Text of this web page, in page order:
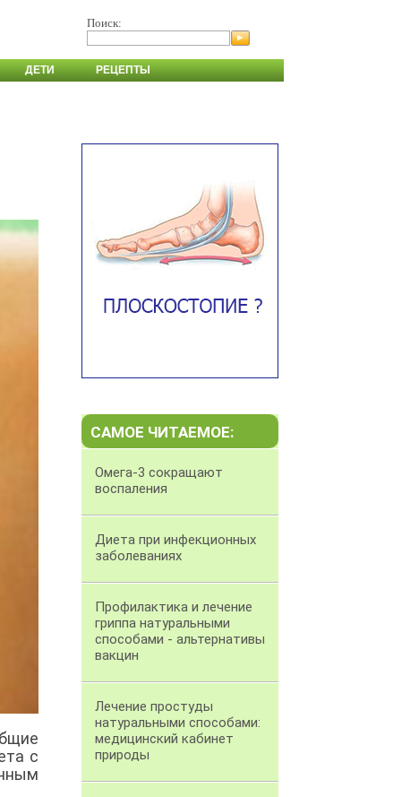
Поиск:
ДЕТИ РЕЦЕПТЫ
с
САМОЕ ЧИТАЕМОЕ:
Омега-3 сокращают
воспаления
Диета при инфекционных
заболеваниях
Профилактика и лечение
гриппа натуральными
способами - альтернативы
вакцин
Лечение простуды
натуральными способами:
медицинский кабинет
природы